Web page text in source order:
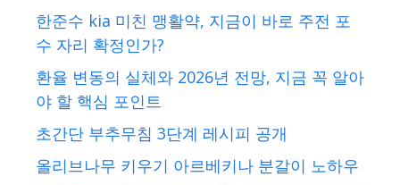
한준수 kia 미친 맹활약, 지금이 바로 주전 포
수 자리 확정인가?
환율 변동의 실체와 2026년 전망, 지금 꼭 알아
야 할 핵심 포인트
초간단 부추무침 3단계 레시피 공개
올리브나무 키우기 아르베키나 분갈이 노하우